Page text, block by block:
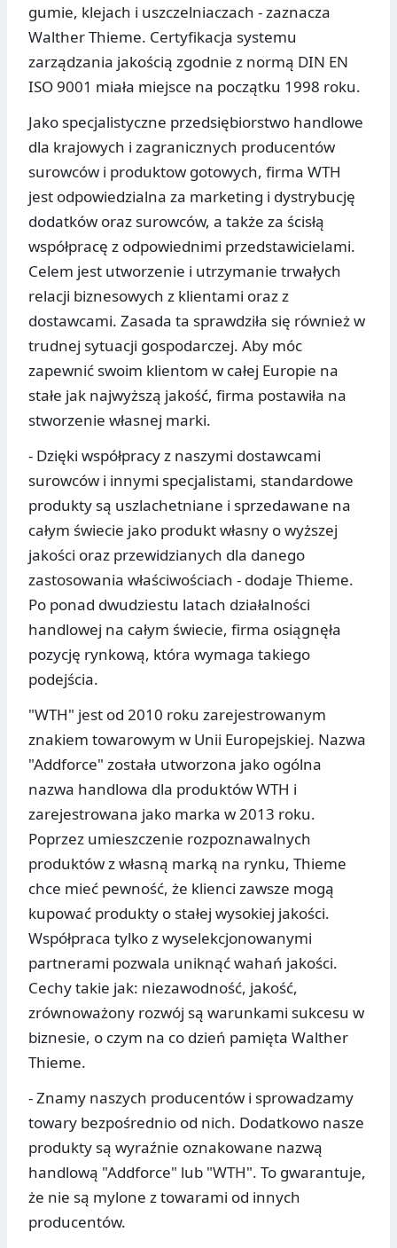
gumie, klejach i uszczelniaczach - zaznacza
Walther Thieme. Certyfikacja systemu
zarządzania jakością zgodnie z normą DIN EN
ISO 9001 miała miejsce na początku 1998 roku.
Jako specjalistyczne przedsiębiorstwo handlowe
dla krajowych i zagranicznych producentów
surowców i produktow gotowych, firma WTH
jest odpowiedzialna za marketing i dystrybucję
dodatków oraz surowców, a także za ścisłą
współpracę z odpowiednimi przedstawicielami.
Celem jest utworzenie i utrzymanie trwałych
relacji biznesowych z klientami oraz z
dostawcami. Zasada ta sprawdziła się również w
trudnej sytuacji gospodarczej. Aby móc
zapewnić swoim klientom w całej Europie na
stałe jak najwyższą jakość, firma postawiła na
stworzenie własnej marki.
- Dzięki współpracy z naszymi dostawcami
surowców i innymi specjalistami, standardowe
produkty są uszlachetniane i sprzedawane na
całym świecie jako produkt własny o wyższej
jakości oraz przewidzianych dla danego
zastosowania właściwościach - dodaje Thieme.
Po ponad dwudziestu latach działalności
handlowej na całym świecie, firma osiągnęła
pozycję rynkową, która wymaga takiego
podejścia.
"WTH" jest od 2010 roku zarejestrowanym
znakiem towarowym w Unii Europejskiej. Nazwa
"Addforce" została utworzona jako ogólna
nazwa handlowa dla produktów WTH i
zarejestrowana jako marka w 2013 roku.
Poprzez umieszczenie rozpoznawalnych
produktów z własną marką na rynku, Thieme
chce mieć pewność, że klienci zawsze mogą
kupować produkty o stałej wysokiej jakości.
Współpraca tylko z wyselekcjonowanymi
partnerami pozwala uniknąć wahań jakości.
Cechy takie jak: niezawodność, jakość,
zrównoważony rozwój są warunkami sukcesu w
biznesie, o czym na co dzień pamięta Walther
Thieme.
- Znamy naszych producentów i sprowadzamy
towary bezpośrednio od nich. Dodatkowo nasze
produkty są wyraźnie oznakowane nazwą
handlową "Addforce" lub "WTH". To gwarantuje,
że nie są mylone z towarami od innych
producentów.